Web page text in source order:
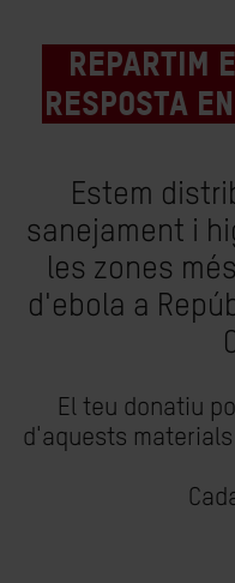
Repartim
resposta
Estem
sanejament i
les zones
d'ebola a
El teu donatiu
d'aquests